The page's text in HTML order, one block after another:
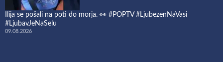
Ilija se pošali na poti do morja. 👀 #POPTV #LjubezenNaVasi
#LjubavJeNaSelu
09.08.2026